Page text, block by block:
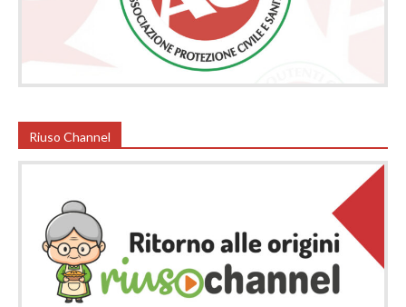
Riuso Channel